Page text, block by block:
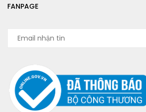
FANPAGE